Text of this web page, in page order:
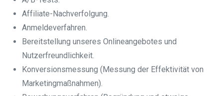
Affiliate-Nachverfolgung.
Anmeldeverfahren.
Bereitstellung unseres Onlineangebotes und
Nutzerfreundlichkeit.
Konversionsmessung (Messung der Effektivität von
Marketingmaßnahmen).